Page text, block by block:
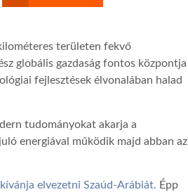
területen fekvő
globális gazdaság fontos központja
fejlesztések élvonalában halad
tudományokat akarja a
energiával működik majd abban az
elvezetni Szaúd-Arábiát. Épp